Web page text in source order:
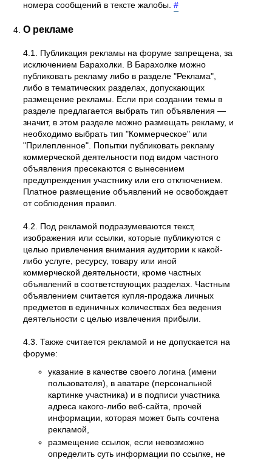
номера сообщений в тексте жалобы.#
О рекламе
4.1. Публикация рекламы на форуме запрещена, за
исключением Барахолки. В Барахолке можно
публиковать рекламу либо в разделе "Реклама",
либо в тематических разделах, допускающих
размещение рекламы. Если при создании темы в
разделе предлагается выбрать тип объявления —
значит, в этом разделе можно размещать рекламу, и
необходимо выбрать тип "Коммерческое" или
"Прилепленное". Попытки публиковать рекламу
коммерческой деятельности под видом частного
объявления пресекаются с вынесением
предупреждения участнику или его отключением.
Платное размещение объявлений не освобождает
от соблюдения правил.
4.2. Под рекламой подразумеваются текст,
изображения или ссылки, которые публикуются с
целью привлечения внимания аудитории к какой-
либо услуге, ресурсу, товару или иной
коммерческой деятельности, кроме частных
объявлений в соответствующих разделах. Частным
объявлением считается купля-продажа личных
предметов в единичных количествах без ведения
деятельности с целью извлечения прибыли.
4.3. Также считается рекламой и не допускается на
форуме:
указание в качестве своего логина (имени
пользователя), в аватаре (персональной
картинке участника) и в подписи участника
адреса какого-либо веб-сайта, прочей
информации, которая может быть сочтена
рекламой,
размещение ссылок, если невозможно
определить суть информации по ссылке, не